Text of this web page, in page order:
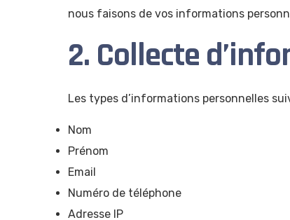
nous faisons de vos informations
2. Collecte
Les types d’informations personnelles
Nom
Prénom
Email
Numéro de téléphone
Adresse IP